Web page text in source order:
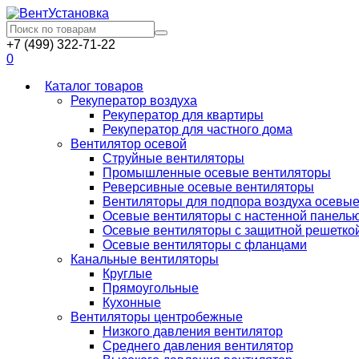
+7 (499) 322-71-22
0
Каталог товаров
Рекуператор воздуха
Рекуператор для квартиры
Рекуператор для частного дома
Вентилятор осевой
Струйные вентиляторы
Промышленные осевые вентиляторы
Реверсивные осевые вентиляторы
Вентиляторы для подпора воздуха осевые
Осевые вентиляторы с настенной
Осевые вентиляторы с защитной
Осевые вентиляторы с фланцами
Канальные вентиляторы
Круглые
Прямоугольные
Кухонные
Вентиляторы центробежные
Низкого давления вентилятор
Среднего давления вентилятор